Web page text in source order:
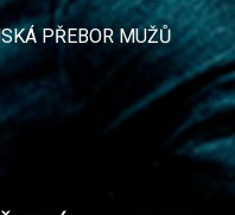
PŘEBOR MUŽŮ